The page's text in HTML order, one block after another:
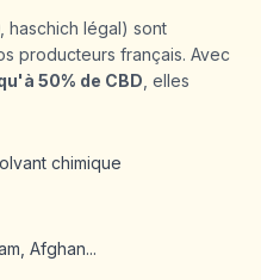
haschich légal) sont
producteurs français. Avec
50% de CBD , elles
chimique
Afghan...